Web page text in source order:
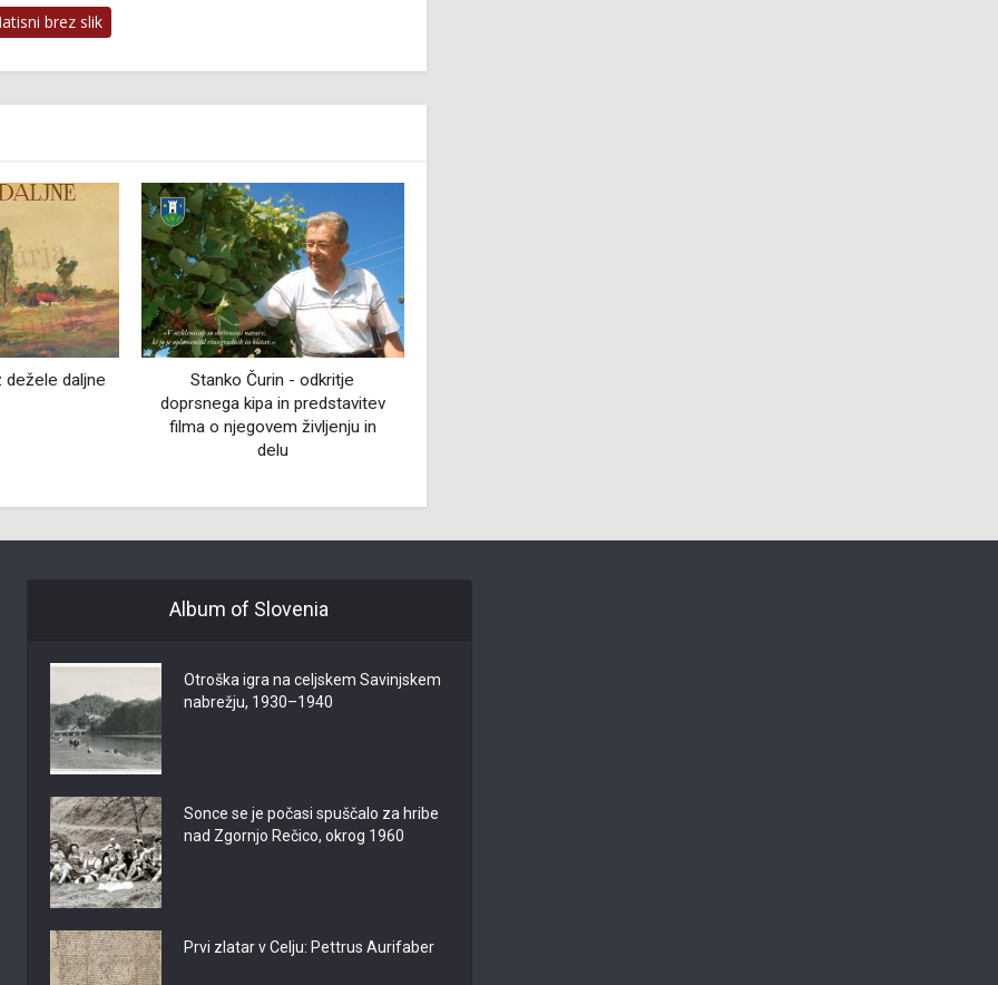
brez slik
- odkritje
Trubar in njegovi
Album of Slovenia
Otroška igra na celjskem Savinjskem
nabrežju, 1930–1940
Sonce se je počasi spuščalo za hribe
nad Zgornjo Rečico, okrog 1960
Prvi zlatar v Celju: Pettrus Aurifaber